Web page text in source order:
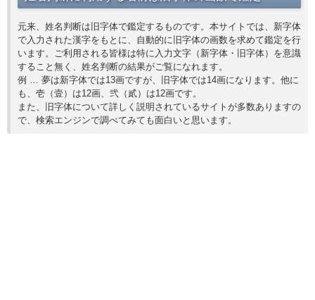
元来、姓名判断は旧字体で鑑定するものです。本サイトでは、新字体
で入力された漢字をもとに、自動的に旧字体の画数を求めて鑑定を行
います。ご利用される皆様は特に入力文字（新字体・旧字体）を意識
すること無く、姓名判断の結果がご覧になれます。
例 … 夢は新字体では13画ですが、旧字体では14画になります。他に
も、壱（壹）は12画、弐（貳）は12画です。
また、旧字体について詳しく説明されているサイトが多数ありますの
で、検索エンジンで調べてみても面白いと思います。